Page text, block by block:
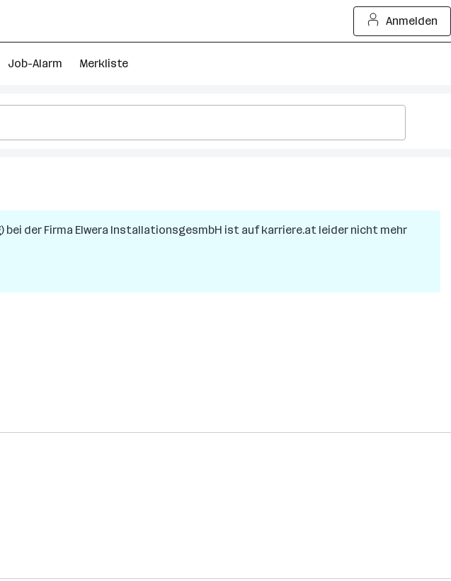
Anmelden
Job-Alarm Merkliste
bei der Firma Elwera InstallationsgesmbH ist auf karriere.at leider nicht mehr